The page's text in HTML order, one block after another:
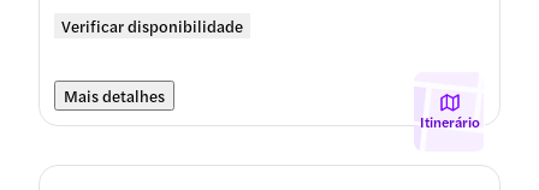
Verificar disponibilidade
Mais detalhes
Itinerário